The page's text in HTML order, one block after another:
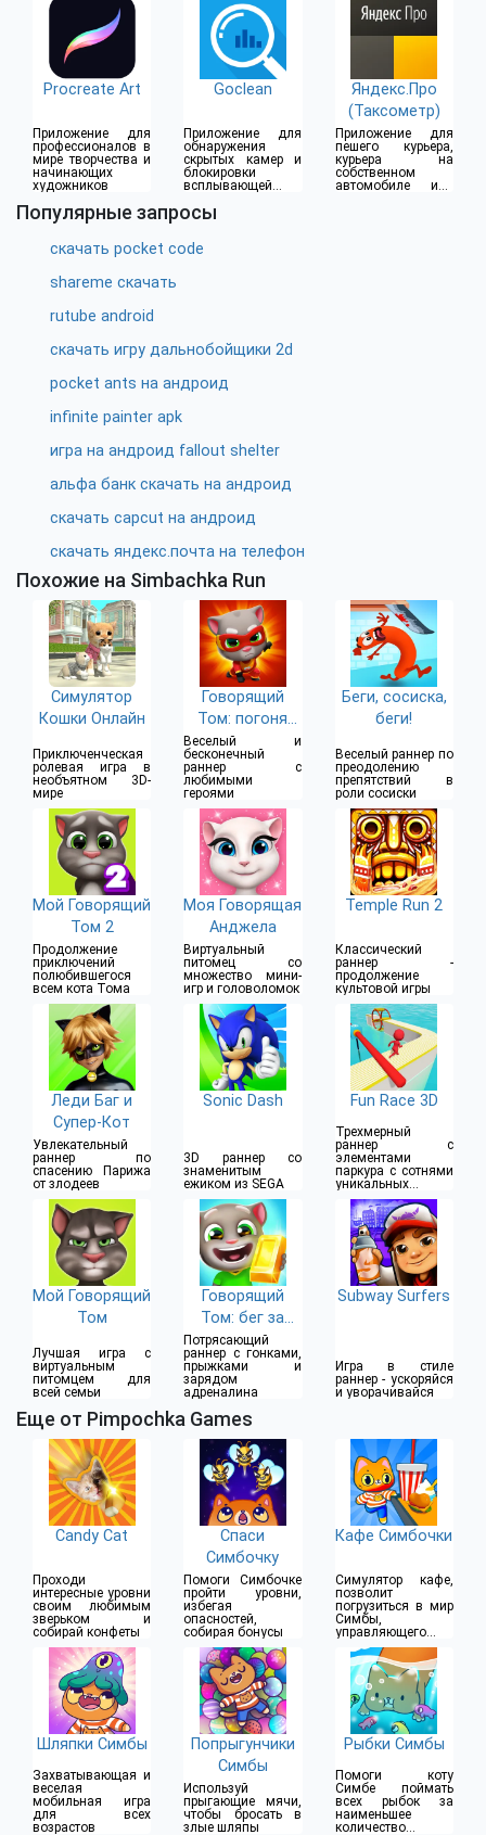
Procreate Art
Приложение для
профессионалов в
мире творчества и
начинающих
художников
Goclean
Приложение для
обнаружения
скрытых камер и
блокировки
всплывающей
Яндекс.Про
(Таксометр)
Приложение для
пешего курьера,
курьера на
собственном
автомобиле или
Популярные запросы
скачать pocket code
shareme скачать
rutube android
скачать игру дальнобойщики 2d
pocket ants на андроид
infinite painter apk
игра на андроид fallout shelter
альфа банк скачать на андроид
скачать capcut на андроид
скачать яндекс.почта на телефон
Похожие на Simbachka Run
Симулятор
Кошки Онлайн
Приключенческая
ролевая игра в
необъятном 3D-
мире
Говорящий
Том: погоня
героев
Веселый и
бесконечный
раннер с
любимыми
героями
Беги, сосиска,
беги!
Веселый раннер по
преодолению
препятствий в
роли сосиски
Мой Говорящий
Том 2
Продолжение
приключений
полюбившегося
всем кота Тома
Моя Говорящая
Анджела
Виртуальный
питомец со
множество мини-
игр и головоломок
Temple Run 2
Классический
раннер -
продолжение
культовой игры
Леди Баг и
Супер-Кот
Увлекательный
раннер по
спасению Парижа
от злодеев
Sonic Dash
3D раннер со
знаменитым
ежиком из SEGA
Fun Race 3D
Трехмерный
раннер с
элементами
паркура с сотнями
уникальных
уровней
Мой Говорящий
Том
Лучшая игра с
виртуальным
питомцем для
всей семьи
Говорящий
Том: бег за
золотом
Потрясающий
раннер с гонками,
прыжками и
зарядом
адреналина
Subway Surfers
Игра в стиле
раннер - ускоряйся
и уворачивайся
Еще от Pimpochka Games
Candy Cat
Проходи
интересные уровни
своим любимым
зверьком и
собирай конфеты
Спаси
Симбочку
Помоги Симбочке
пройти уровни,
избегая
опасностей,
собирая бонусы
Кафе Симбочки
Симулятор кафе,
позволит
погрузиться в мир
Симбы,
управляющего
небольшим кафе
Шляпки Симбы
Захватывающая и
веселая
мобильная игра
для всех
возрастов
Попрыгунчики
Симбы
Используй
прыгающие мячи,
чтобы бросать в
злые шляпы
Рыбки Симбы
Помоги коту
Симбе поймать
всех рыбок за
наименьшее
количество